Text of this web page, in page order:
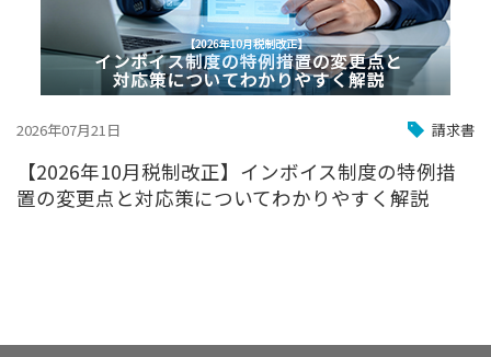
2026年07月21日 請求書
【2026年10月税制改正】インボイス制度の特例措
置の変更点と対応策についてわかりやすく解説